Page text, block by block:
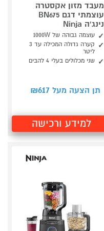
מעבד מזון אקסטרה
עוצמתי דגם BN675
נינג'ה Ninja
עוצמה גבוהה של 1000W
קערה גדולה המכילה עד 3
ליטר
שני מכלולים בעלי 4 להבים
תן הצעה מעל ₪ 617
למידע ורכישה